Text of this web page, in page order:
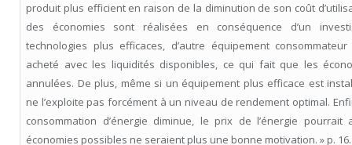
produit plus efficient en raison de la diminution de son coût
des économies sont réalisées en conséquence d’un
technologies plus efficaces, d’autre équipement
acheté avec les liquidités disponibles, ce qui fait que les
annulées. De plus, même si un équipement plus efficace est
ne l’exploite pas forcément à un niveau de rendement optimal.
consommation d’énergie diminue, le prix de l’énergie
économies possibles ne seraient plus une bonne motivation. » p. 16.